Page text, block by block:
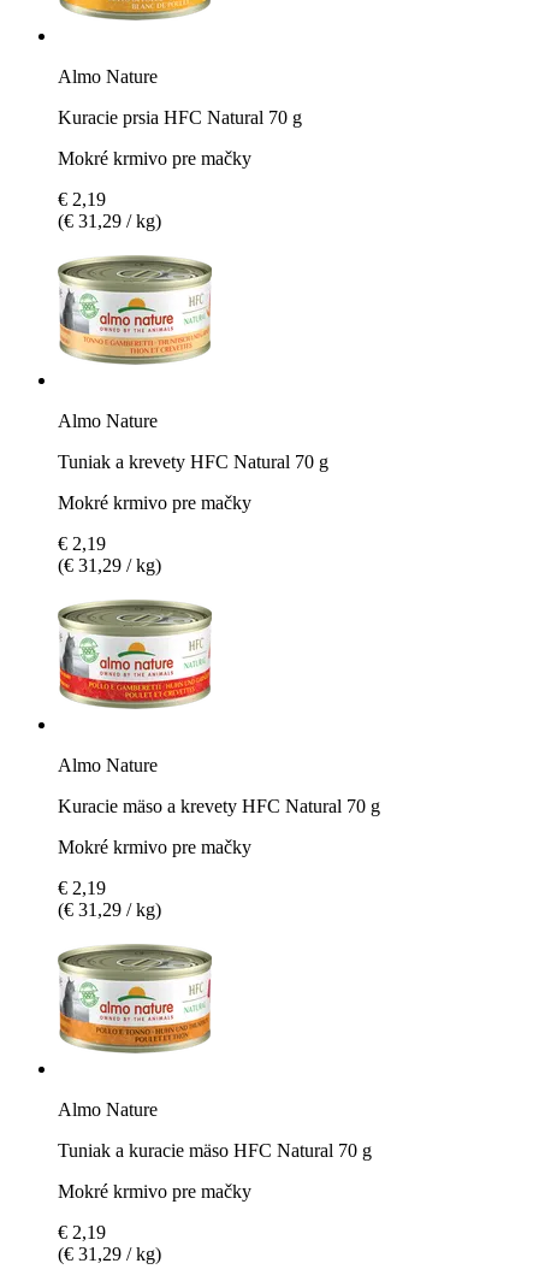
Almo Nature
Kuracie prsia HFC Natural 70 g
Mokré krmivo pre mačky
€ 2,19
(€ 31,29 / kg)
Almo Nature
Tuniak a krevety HFC Natural 70 g
Mokré krmivo pre mačky
€ 2,19
(€ 31,29 / kg)
Almo Nature
Kuracie mäso a krevety HFC Natural 70 g
Mokré krmivo pre mačky
€ 2,19
(€ 31,29 / kg)
Almo Nature
Tuniak a kuracie mäso HFC Natural 70 g
Mokré krmivo pre mačky
€ 2,19
(€ 31,29 / kg)